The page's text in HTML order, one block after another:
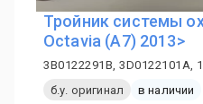
Тройник системы
Octavia (A7) 2013>
3B0122291B, 3D0122101A,
б.у. оригинал
в наличии